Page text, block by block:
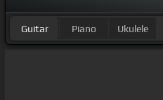
Guitar Piano Ukulele